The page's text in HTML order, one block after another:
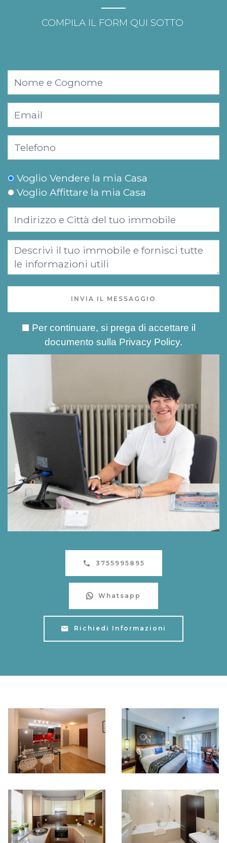
COMPILA IL FORM QUI SOTTO
Voglio Vendere la mia Casa
Voglio Affittare la mia Casa
INVIA IL MESSAGGIO
Per continuare, si prega di accettare il
documento sulla Privacy Policy.
3755995895
Whatsapp
Richiedi Informazioni